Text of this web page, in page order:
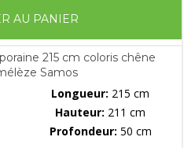
AU PANIER
215 cm coloris chêne
Samos
Longueur: 215 cm
Hauteur: 211 cm
Profondeur: 50 cm